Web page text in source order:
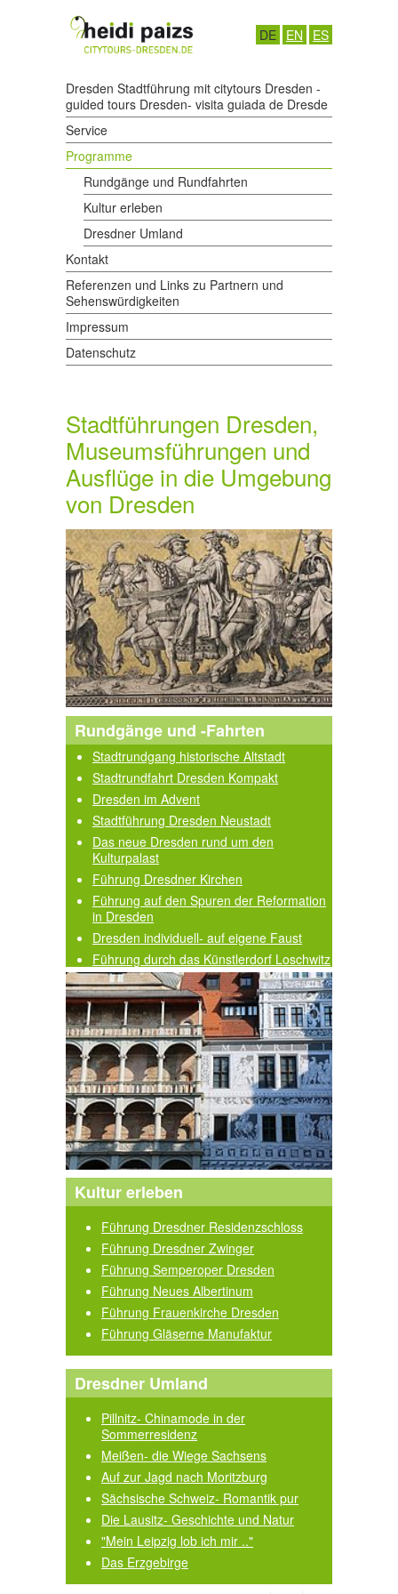
DE EN ES
Dresden Stadtführung mit citytours Dresden -
guided tours Dresden- visita guiada de Dresde
Service
Programme
Rundgänge und Rundfahrten
Kultur erleben
Dresdner Umland
Kontakt
Referenzen und Links zu Partnern und
Sehenswürdigkeiten
Impressum
Datenschutz
Stadtführungen Dresden,
Museumsführungen und
Ausflüge in die Umgebung
von Dresden
Rundgänge und -Fahrten
Stadtrundgang historische Altstadt
Stadtrundfahrt Dresden Kompakt
Dresden im Advent
Stadtführung Dresden Neustadt
Das neue Dresden rund um den
Kulturpalast
Führung Dresdner Kirchen
Führung auf den Spuren der Reformation
in Dresden
Dresden individuell- auf eigene Faust
Führung durch das Künstlerdorf Loschwitz
Kultur erleben
Führung Dresdner Residenzschloss
Führung Dresdner Zwinger
Führung Semperoper Dresden
Führung Neues Albertinum
Führung Frauenkirche Dresden
Führung Gläserne Manufaktur
Dresdner Umland
Pillnitz- Chinamode in der
Sommerresidenz
Meißen- die Wiege Sachsens
Auf zur Jagd nach Moritzburg
Sächsische Schweiz- Romantik pur
Die Lausitz- Geschichte und Natur
"Mein Leipzig lob ich mir .."
Das Erzgebirge